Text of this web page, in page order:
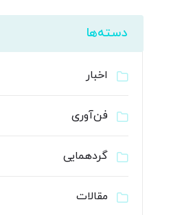
دسته‌ها
اخبار
فن‌آوری
گردهمایی
مقالات